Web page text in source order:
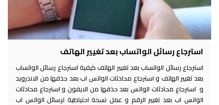
استرجاع رسائل الواتساب بعد تغيير الهاتف
استرجاع رسائل الواتساب بعد تغيير الهاتف كيفية استرجاع رسائل الواتساب
بعد تغيير الهاتف و استرجاع محادثات الواتس اب بعد حذفها من الاندرويد
و استرجاع محادثات الواتس بعد حذفها من الايفون و استرجاع محادثات
الواتس اب بعد تغيير الرقم و عمل نسخة احتياطية لرسائل الواتس اب